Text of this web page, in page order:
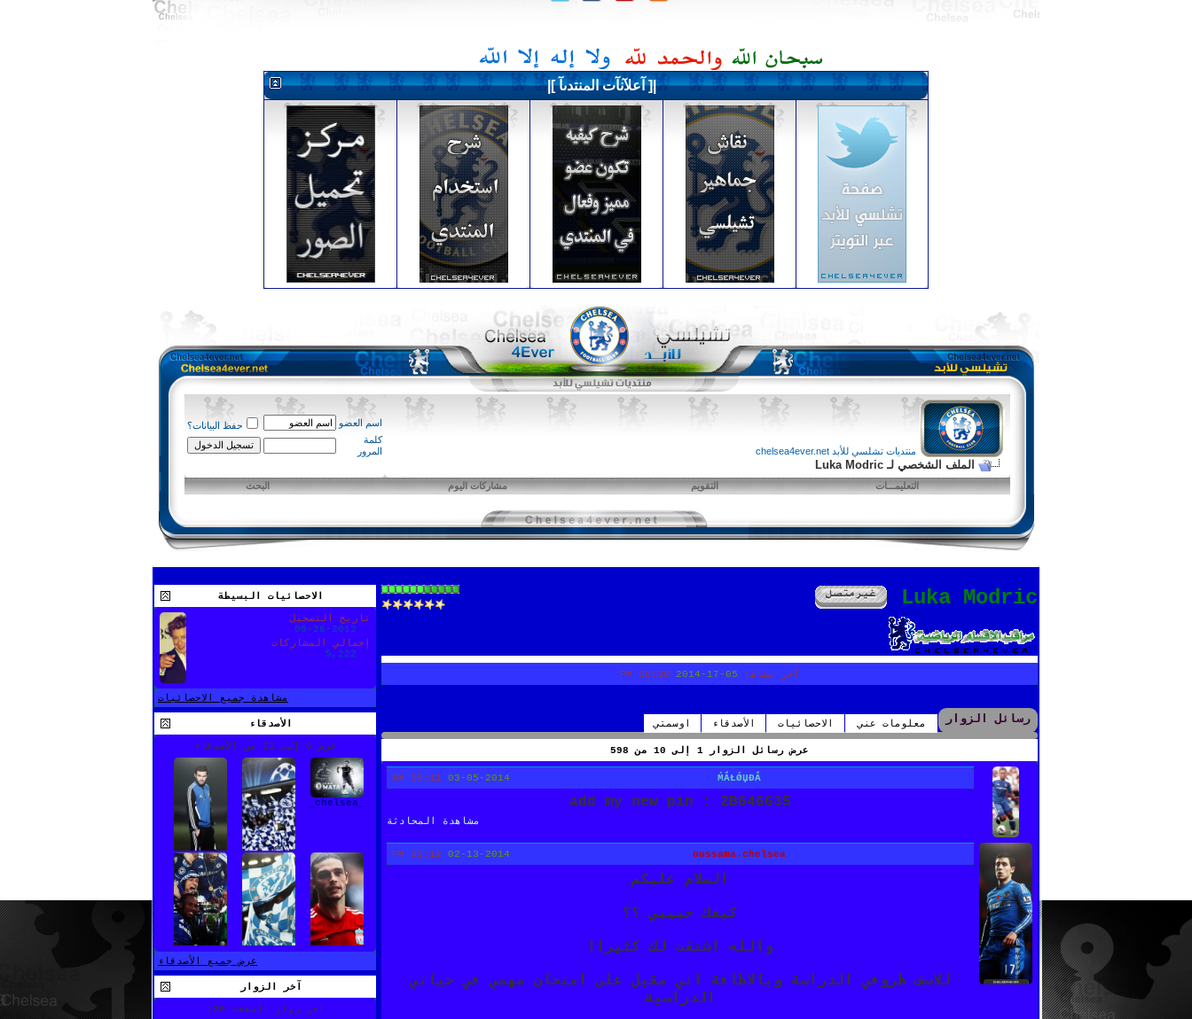
|[ آعلآنآت المنتدىآ ]|
منتديات تشلسي للأبد chelsea4ever.net
الملف الشخصي لـ Luka Modric
اسم العضو
حفظ البيانات؟
كلمة
المرور
التعليمـــات التقويم مشاركات اليوم البحث
Luka Modric
آخر نشاط: 06:38 PM
رسائل الزوار معلومات عني الاحصائيات الأصدقاء اوسمتي
عرض رسائل الزوار 1 إلى 10 من 598
03-05-2014
09:11 AM ḾẮŁǾЏĐẮ
add my new pin : 2B646635
مشاهدة المحادثة
02-13-2014
02:12 PM oussama.chelsea
السلام عليكم
كيفك حبيبي ؟؟
والله اشتقت لك كثيراا
للاسف ظروفي الدراسة وبالاظافة اني مقبل على امتحان مهمي في حياتي
الدراسية
الاحصائيات البسيطة
تاريخ التسجيل
09-26-2012
إجمالي المشاركات
5,222
مشاهدة جميع الاحصائيات
الأصدقاء
عرض 6 إلى 21 من الأصدقاء
كبير يا
توريس
nino&juany
H A S S A
تشلساوي
مهوووس
S&A&I&F
L&U&I&Z
عرض جميع الأصدقاء
آخر الزوار
اخر زوار الصفحة 30: